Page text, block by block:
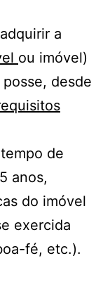
a
ou imóvel)
desde
de
anos,
do imóvel
exercida
fé, etc.).